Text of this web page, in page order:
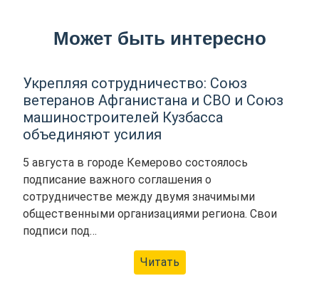
Может быть интересно
Укрепляя сотрудничество: Союз
ветеранов Афганистана и СВО и Союз
машиностроителей Кузбасса
объединяют усилия
5 августа в городе Кемерово состоялось
подписание важного соглашения о
сотрудничестве между двумя значимыми
общественными организациями региона. Свои
подписи под…
Читать